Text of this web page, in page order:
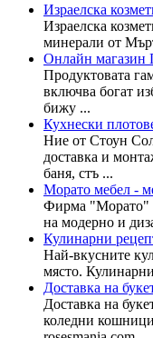
Израелска
Израелска
минерали от
Онлайн магазин
Продуктовата
включва богат
бижу ...
Кухнески
Ние от Стоун
доставка и
баня, стъ ...
Морато мебел -
Фирма "Морато"
на модерно и
Кулинарни
Най-вкусните
място.
Доставка на
Доставка на
коледни